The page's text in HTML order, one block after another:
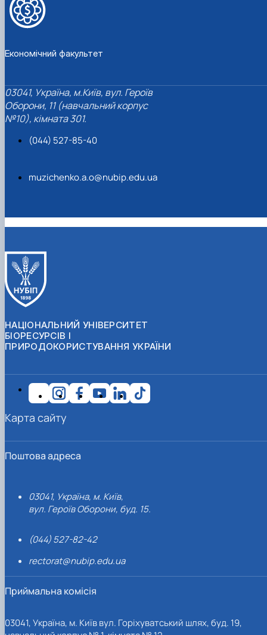
Економічний факультет
03041, Україна, м.Київ, вул. Героїв
Оборони, 11 (навчальний корпус
№10), кімната 301.
(044) 527-85-40
muzichenko.a.o@nubip.edu.ua
НАЦІОНАЛЬНИЙ УНІВЕРСИТЕТ
БІОРЕСУРСІВ І
ПРИРОДОКОРИСТУВАННЯ УКРАЇНИ
Поштова адреса
03041, Україна, м. Київ,
вул. Героїв Оборони, буд. 15.
(044) 527-82-42
rectorat@nubip.edu.ua
Приймальна комісія
03041, Україна, м. Київ вул. Горіхуватський шлях, буд. 19,
Карта сайту